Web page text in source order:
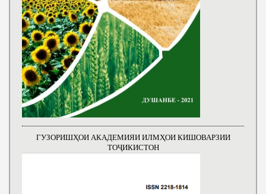
ГУЗОРИШҲОИ АКАДЕМИЯИ ИЛМҲОИ КИШОВАРЗИИ
ТОҶИКИСТОН